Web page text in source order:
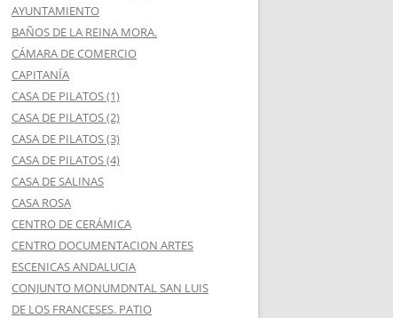
AYUNTAMIENTO
BAÑOS DE LA REINA MORA.
CÁMARA DE COMERCIO
CAPITANÍA
CASA DE PILATOS (1)
CASA DE PILATOS (2)
CASA DE PILATOS (3)
CASA DE PILATOS (4)
CASA DE SALINAS
CASA ROSA
CENTRO DE CERÁMICA
CENTRO DOCUMENTACION ARTES
ESCENICAS ANDALUCIA
CONJUNTO MONUMDNTAL SAN LUIS
DE LOS FRANCESES. PATIO